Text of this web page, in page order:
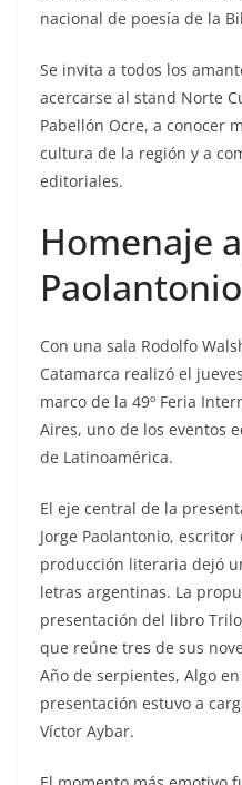
nacional de poesía de la
Se invita a todos los
acercarse al stand Norte
Pabellón Ocre, a conocer
cultura de la región y a
editoriales.
Homenaje
Paolantonio
Con una sala Rodolfo
Catamarca realizó el
marco de la 49º Feria
Aires, uno de los eventos
de Latinoamérica.
El eje central de la
Jorge Paolantonio,
producción literaria dejó
letras argentinas. La
presentación del libro
que reúne tres de sus
Año de serpientes, Algo
presentación estuvo a
Víctor Aybar.